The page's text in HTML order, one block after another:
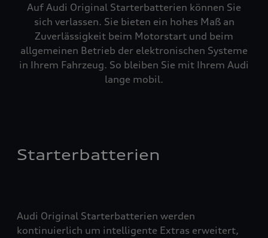
Auf Audi Original Starterbatterien können Sie
sich verlassen. Sie bieten ein hohes Maß an
Zuverlässigkeit beim Motorstart und beim
allgemeinen Betrieb der elektronischen Systeme
in Ihrem Fahrzeug. So bleiben Sie mit Ihrem Audi
lange mobil.
Starterbatterien
Audi Original Starterbatterien werden
kontinuierlich um intelligente Extras erweitert,